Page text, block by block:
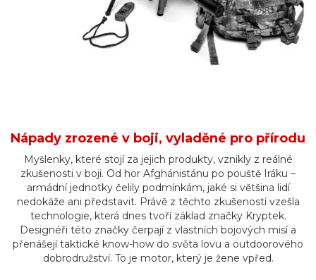
Nápady zrozené v boji, vyladěné pro přírodu
Myšlenky, které stojí za jejich produkty, vznikly z reálné
zkušenosti v boji. Od hor Afghánistánu po pouště Iráku –
armádní jednotky čelily podmínkám, jaké si většina lidí
nedokáže ani představit. Právě z těchto zkušeností vzešla
technologie, která dnes tvoří základ značky Kryptek.
Designéři této značky čerpají z vlastních bojových misí a
přenášejí taktické know-how do světa lovu a outdoorového
dobrodružství. To je motor, který je žene vpřed.